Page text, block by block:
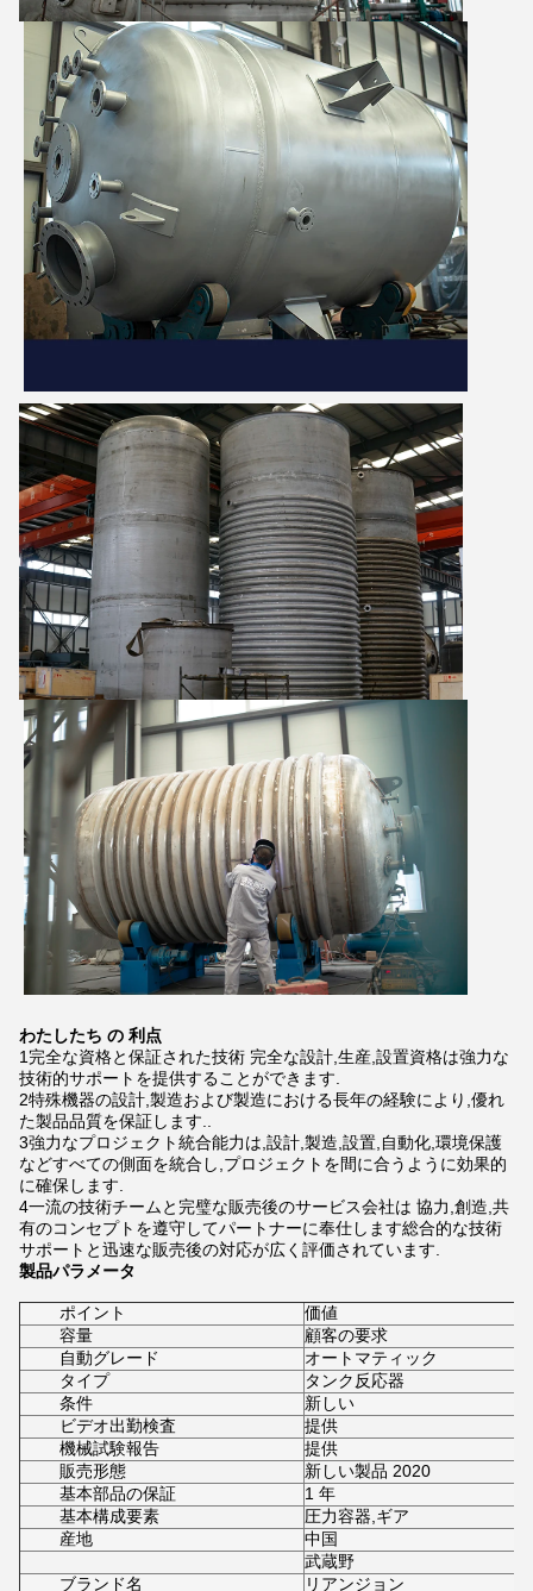
わたしたち の 利点
1完全な資格と保証された技術 完全な設計,生産,設置資格は強力な
技術的サポートを提供することができます.
2特殊機器の設計,製造および製造における長年の経験により,優れ
た製品品質を保証します..
3強力なプロジェクト統合能力は,設計,製造,設置,自動化,環境保護
などすべての側面を統合し,プロジェクトを間に合うように効果的
に確保します.
4一流の技術チームと完璧な販売後のサービス会社は 協力,創造,共
有のコンセプトを遵守してパートナーに奉仕します総合的な技術
サポートと迅速な販売後の対応が広く評価されています.
製品パラメータ
ポイント
価値
容量
顧客の要求
自動グレード
オートマティック
タイプ
タンク反応器
条件
新しい
ビデオ出勤検査
提供
機械試験報告
提供
販売形態
新しい製品 2020
基本部品の保証
1 年
基本構成要素
圧力容器,ギア
産地
中国
武蔵野
ブランド名
リアンジョン